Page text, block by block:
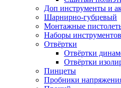
Доп инструменты и
Шарнирно-губцевый
Монтажные
Наборы инструментов
Отвёртки
Отвёртки
Отвёртки
Пинцеты
Пробники